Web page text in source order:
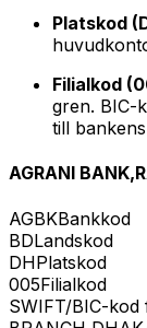
Platskod
Filialkod
gren. BIC-
till
AGRANI
AGBKBankkod
BDLandskod
DHPlatskod
005Filialkod
SWIFT/BIC-